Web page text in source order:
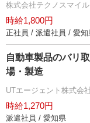
株式会社テクノスマイル
時給1,800円
正社員 / 派遣社員 / 愛知
自動車製品のバリ
場・製造
UTエージェント株式会
時給1,270円
派遣社員 / 愛知県